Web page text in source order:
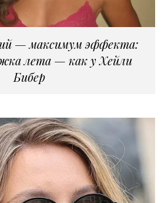
— максимум эффекта:
лета — как у Хейли
Бибер